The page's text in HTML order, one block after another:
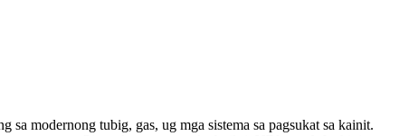
sa modernong tubig, gas, ug mga sistema sa pagsukat sa kainit.